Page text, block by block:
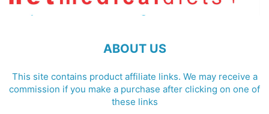
ABOUT US
This site contains product affiliate links. We may receive a
commission if you make a purchase after clicking on one of
these links